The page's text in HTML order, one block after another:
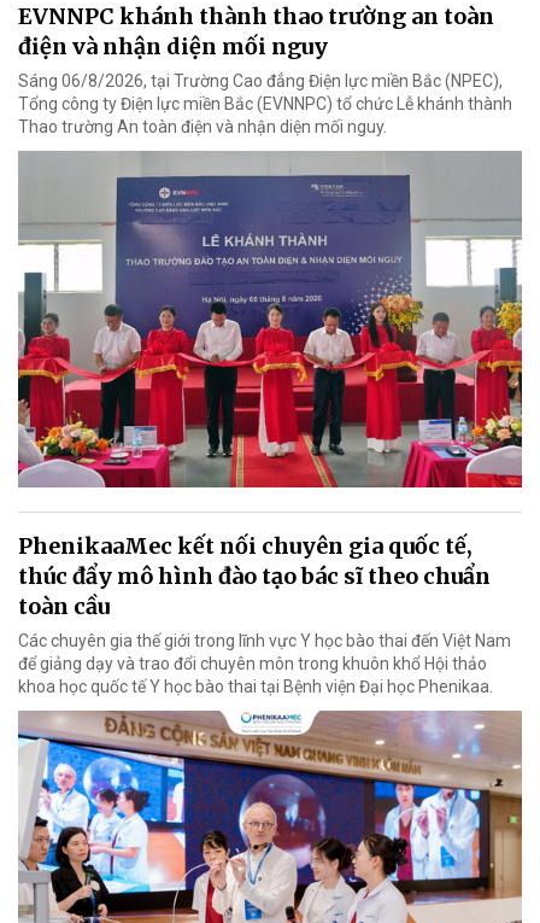
EVNNPC khánh thành thao trường an toàn
điện và nhận diện mối nguy
Sáng 06/8/2026, tại Trường Cao đẳng Điện lực miền Bắc (NPEC),
Tổng công ty Điện lực miền Bắc (EVNNPC) tổ chức Lễ khánh thành
Thao trường An toàn điện và nhận diện mối nguy.
PhenikaaMec kết nối chuyên gia quốc tế,
thúc đẩy mô hình đào tạo bác sĩ theo chuẩn
toàn cầu
Các chuyên gia thế giới trong lĩnh vực Y học bào thai đến Việt Nam
để giảng dạy và trao đổi chuyên môn trong khuôn khổ Hội thảo
khoa học quốc tế Y học bào thai tại Bệnh viện Đại học Phenikaa.